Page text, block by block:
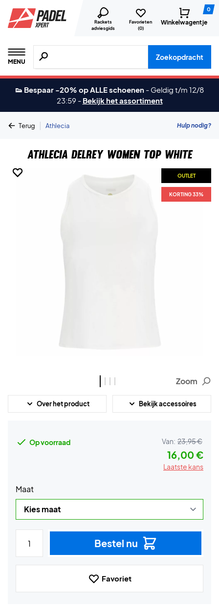
Rackets
adviesgids
Favorieten
(0)
0
Winkelwagentje
MENU
Zoeken naar producten, merken etc.
Zoekopdracht
👟 Bespaar -20% op ALLE schoenen - Geldig t/m 12/8
23:59 - Bekijk het assortiment
Terug | Athlecia Hulp nodig?
Athlecia Delrey Women Top White
OUTLET
KORTING 33%
OUTLET
KORTING 33%
OUTLET
KORTING 33%
OUTLET
KORTING 33%
Zoom
Over het product Bekijk accessoires
Op voorraad Van: 23,95 €
16,00 €
Laatste kans
Maat
Bestel nu
Favoriet